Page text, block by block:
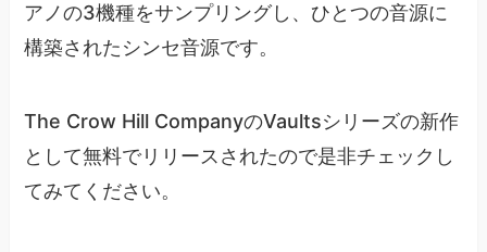
アノの3機種をサンプリングし、ひとつの音源に
構築されたシンセ音源です。
The Crow Hill CompanyのVaultsシリーズの新作
として無料でリリースされたので是非チェックし
てみてください。